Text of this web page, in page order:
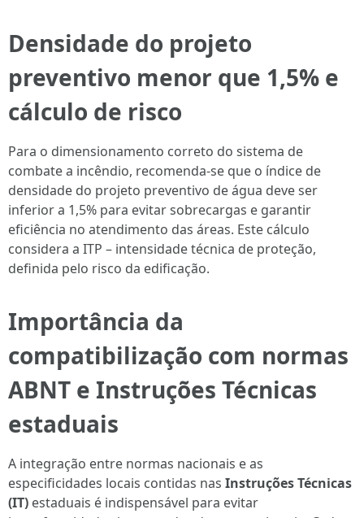
Densidade do projeto
preventivo menor que 1,5% e
cálculo de risco
Para o dimensionamento correto do sistema de
combate a incêndio, recomenda-se que o índice de
densidade do projeto preventivo de água deve ser
inferior a 1,5% para evitar sobrecargas e garantir
eficiência no atendimento das áreas. Este cálculo
considera a ITP – intensidade técnica de proteção,
definida pelo risco da edificação.
Importância da
compatibilização com normas
ABNT e Instruções Técnicas
estaduais
A integração entre normas nacionais e as
especificidades locais contidas nas Instruções Técnicas
(IT) estaduais é indispensável para evitar